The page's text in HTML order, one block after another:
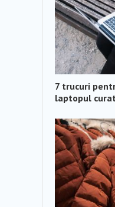
7 trucuri
laptopul